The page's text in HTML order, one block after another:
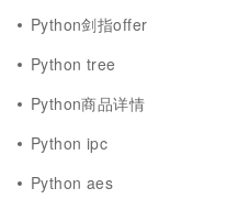
Python剑指offer
Python tree
Python商品详情
Python ipc
Python aes